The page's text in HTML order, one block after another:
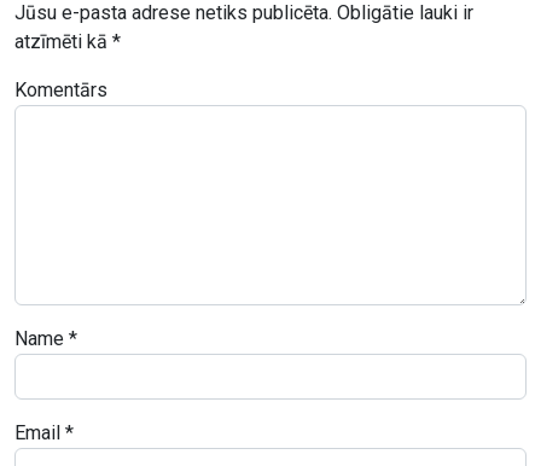
Jūsu e-pasta adrese netiks publicēta. Obligātie lauki ir
atzīmēti kā *
Komentārs
Name *
Email *